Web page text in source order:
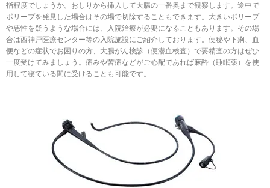
指程度でしょうか。おしりから挿入して大腸の一番奥まで観察します。途中で
ポリープを発見した場合はその場で切除することもできます。大きいポリープ
や悪性を疑うような場合には、入院治療が必要になることもあります。その場
合は西神戸医療センター等の入院施設にご紹介しております。便秘や下痢、血
便などの症状でお困りの方、大腸がん検診（便潜血検査）で要精査の方はぜひ
一度受けてみましょう。痛みや苦痛などがご心配であれば麻酔（睡眠薬）を使
用して寝ている間に受けることも可能です。